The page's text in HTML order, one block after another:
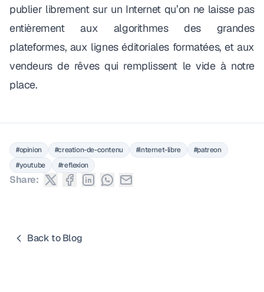
publier librement sur un Internet qu’on ne laisse pas
entièrement aux algorithmes des grandes
plateformes, aux lignes éditoriales formatées, et aux
vendeurs de rêves qui remplissent le vide à notre
place.
#opinion #creation-de-contenu #internet-libre
#patreon
#youtube
#reflexion
Share:
Back to Blog